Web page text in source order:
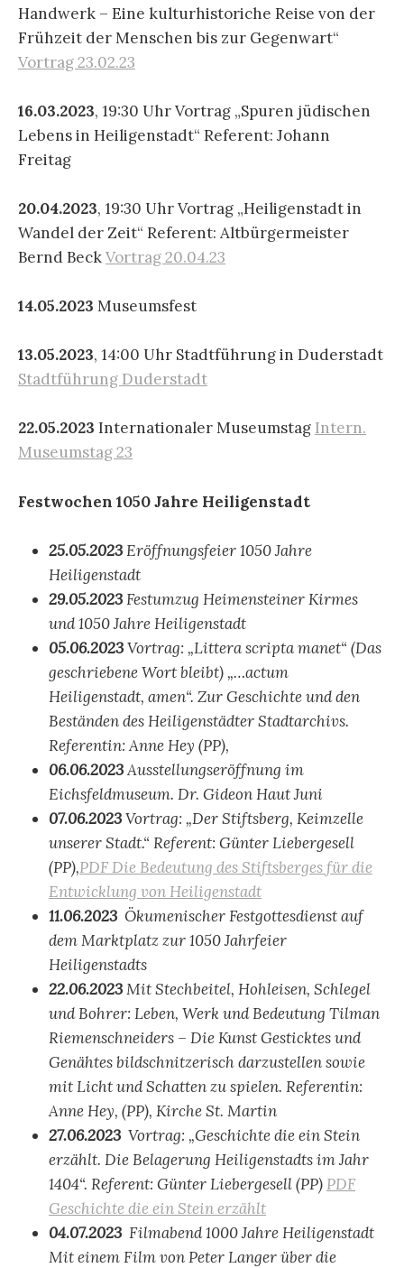
Handwerk – Eine kulturhistoriche Reise von der
Frühzeit der Menschen bis zur Gegenwart“
Vortrag 23.02.23
16.03.2023, 19:30 Uhr Vortrag „Spuren jüdischen
Lebens in Heiligenstadt“ Referent: Johann
Freitag
20.04.2023, 19:30 Uhr Vortrag „Heiligenstadt in
Wandel der Zeit“ Referent: Altbürgermeister
Bernd BeckVortrag 20.04.23
14.05.2023 Museumsfest
13.05.2023, 14:00 Uhr Stadtführung in Duderstadt
Stadtführung Duderstadt
22.05.2023 Internationaler Museumstag Intern.
Museumstag 23
Festwochen 1050 Jahre Heiligenstadt
25.05.2023Eröffnungsfeier 1050 Jahre
Heiligenstadt
29.05.2023Festumzug Heimensteiner Kirmes
und 1050 Jahre Heiligenstadt
05.06.2023Vortrag: „Littera scripta manet“ (Das
geschriebene Wort bleibt) „…actum
Heiligenstadt, amen“. Zur Geschichte und den
Beständen des Heiligenstädter Stadtarchivs.
Referentin: Anne Hey (PP),
06.06.2023Ausstellungseröffnung im
Eichsfeldmuseum. Dr. Gideon Haut Juni
07.06.2023Vortrag: „Der Stiftsberg, Keimzelle
unserer Stadt.“ Referent: Günter Liebergesell
(PP),PDF Die Bedeutung des Stiftsberges für die
Entwicklung von Heiligenstadt
11.06.2023 Ökumenischer Festgottesdienst auf
dem Marktplatz zur 1050 Jahrfeier
Heiligenstadts
22.06.2023Mit Stechbeitel, Hohleisen, Schlegel
und Bohrer: Leben, Werk und Bedeutung Tilman
Riemenschneiders – Die Kunst Gesticktes und
Genähtes bildschnitzerisch darzustellen sowie
mit Licht und Schatten zu spielen. Referentin:
Anne Hey, (PP), Kirche St. Martin
27.06.2023 Vortrag: „Geschichte die ein Stein
erzählt. Die Belagerung Heiligenstadts im Jahr
1404“. Referent: Günter Liebergesell (PP) PDF
Geschichte die ein Stein erzählt
04.07.2023 Filmabend 1000 Jahre Heiligenstadt
Mit einem Film von Peter Langer über die